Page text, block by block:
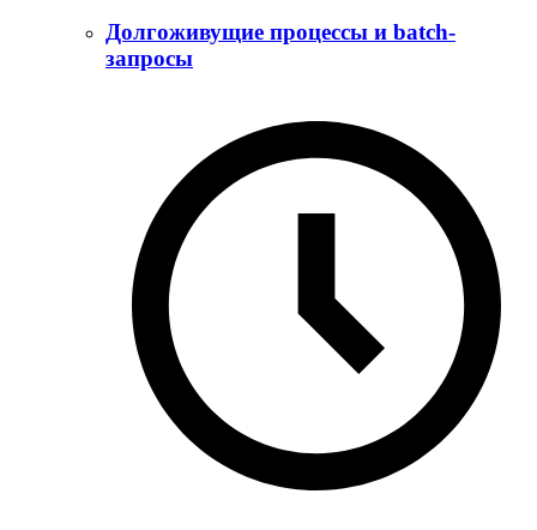
Долгоживущие процессы и batch-
запросы